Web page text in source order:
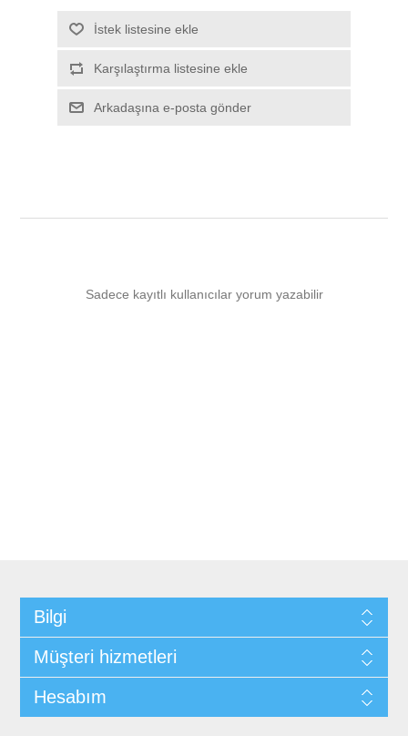
İstek listesine ekle
Karşılaştırma listesine ekle
Arkadaşına e-posta gönder
Sadece kayıtlı kullanıcılar yorum yazabilir
Bilgi
Müşteri hizmetleri
Hesabım